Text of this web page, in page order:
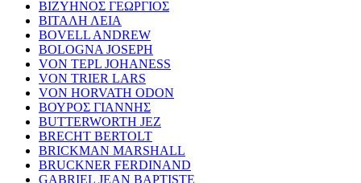
ΒΙΖΥΗΝΟΣ ΓΕΩΡΓΙΟΣ
ΒΙΤΑΛΗ ΛΕΙΑ
BOVELL ANDREW
BOLOGNA JOSEPH
VON TEPL JOHANESS
VON TRIER LARS
VON HORVATH ODON
ΒΟΥΡΟΣ ΓΙΑΝΝΗΣ
BUTTERWORTH JEZ
BRECHT BERTOLT
BRICKMAN MARSHALL
BRUCKNER FERDINAND
GABRIEL JEAN BAPTISTE